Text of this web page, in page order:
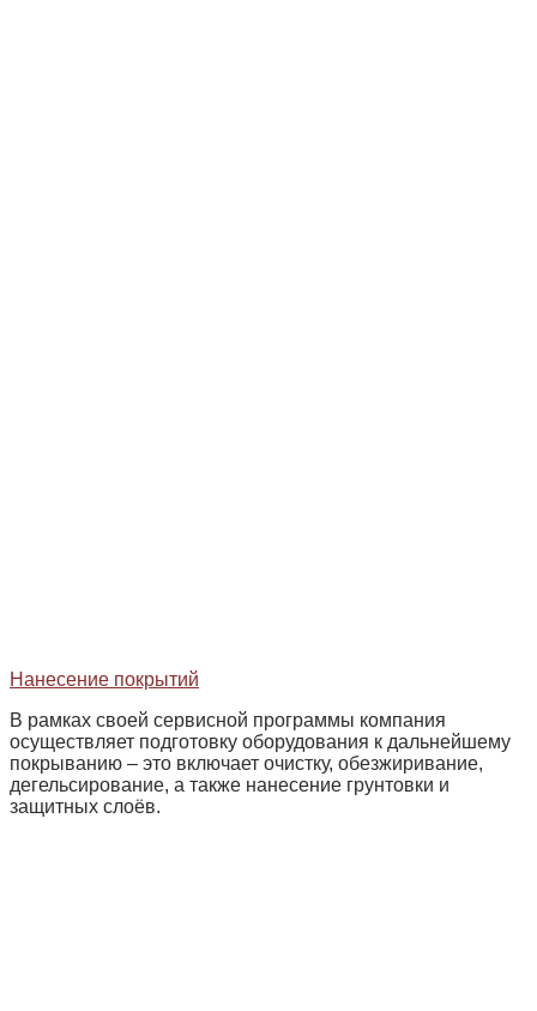
Нанесение покрытий
В рамках своей сервисной программы компания
осуществляет подготовку оборудования к дальнейшему
покрыванию – это включает очистку, обезжиривание,
дегельсирование, а также нанесение грунтовки и
защитных слоёв.